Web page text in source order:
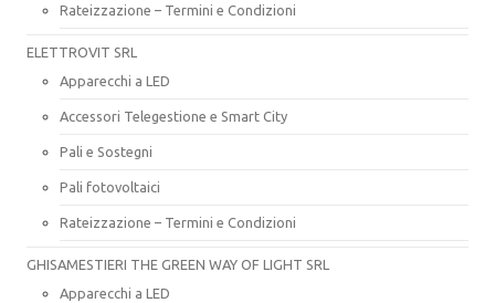
Rateizzazione – Termini e Condizioni
ELETTROVIT SRL
Apparecchi a LED
Accessori Telegestione e Smart City
Pali e Sostegni
Pali fotovoltaici
Rateizzazione – Termini e Condizioni
GHISAMESTIERI THE GREEN WAY OF LIGHT SRL
Apparecchi a LED